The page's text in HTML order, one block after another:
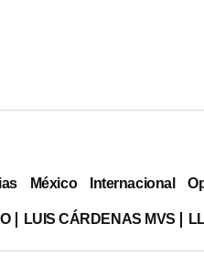
México Internacional
LUIS CÁRDENAS MVS